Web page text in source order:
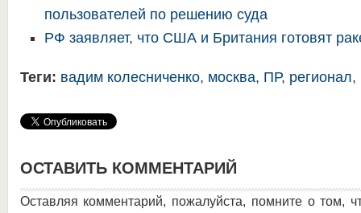
пользователей по решению суда
РФ заявляет, что США и Британия готовят
Теги: вадим колесниченко, москва, ПР, регионал,
ОСТАВИТЬ КОММЕНТАРИЙ
Оставляя комментарий, пожалуйста, помните о том,